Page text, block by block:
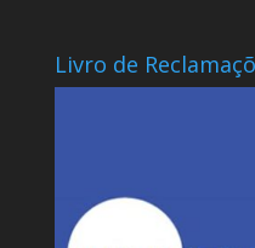
Livro de